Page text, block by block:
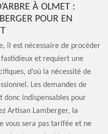
À OLMET :
POUR EN
il est nécessaire de procéder
fastidieux et requiert une
d’où la nécessité de
Les demandes de
donc indispensables pour
Artisan Lamberger, la
vous sera pas tarifée et ne